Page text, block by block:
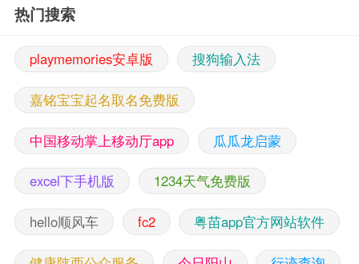
热门搜索
playmemories安卓版 搜狗输入法
嘉铭宝宝起名取名免费版
中国移动掌上移动厅app 瓜瓜龙启蒙
excel下手机版 1234天气免费版
hello顺风车 fc2 粤苗app官方网站软件